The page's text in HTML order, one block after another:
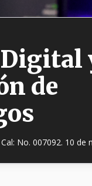
de
Cal: No. 007092. 10 de